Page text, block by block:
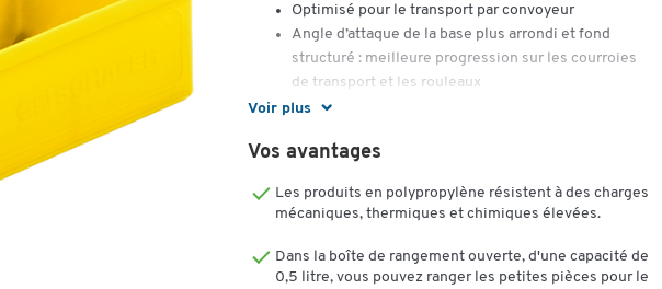
Voir plus
Optimisé pour le transport par convoyeur
Angle d’attaque de la base plus arrondi et fond
structuré : meilleure progression sur les courroies
de transport et les rouleaux
Emplacement etiquette prévu
Poids : 0,08 kg
mm
Dimensions : l. 100/95x H 50 x L 140/170 mm
En option: étiquettes,couvercle anti-poussière et
séparateurs (à commander séparément)
Vos avantages
Les produits en polypropylène résistent à des charges
mécaniques, thermiques et chimiques élevées.
Dans la boîte de rangement ouverte, d'une capacité de
0,5 litre, vous pouvez ranger les petites pièces pour le